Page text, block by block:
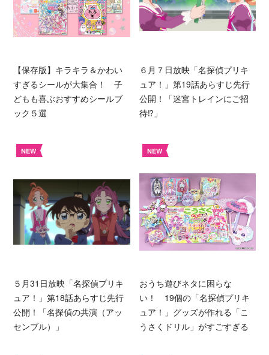
【保存版】キラキラ＆かわい
すぎるシールが大集合！ 子
どもも喜ぶおすすめシールブ
ック５選
６月７日放映「名探偵プリキ
ュア！」第19話あらすじ先行
公開！「迷宮トレインにご招
待⁉︎」
NEW
５月31日放映「名探偵プリキ
ュア！」第18話あらすじ先行
公開！「名探偵の共演（アッ
センブル）」
NEW
おうち遊びネタに困らな
い！ 19個の「名探偵プリキ
ュア！」グッズが作れる「こ
うさくドリル」がすごすぎる